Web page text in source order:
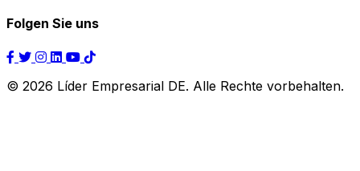
Folgen Sie uns
© 2026 Líder Empresarial DE. Alle Rechte vorbehalten.